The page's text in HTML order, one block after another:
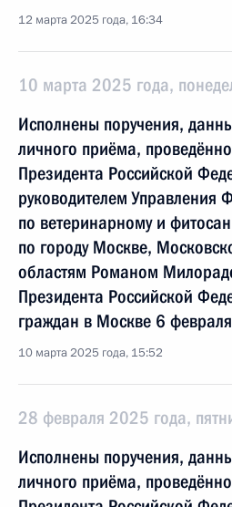
12 марта 2025 года, 16:34
10 марта 2025 года,
Исполнены поручения,
личного приёма,
Президента Российской
руководителем Управления
по ветеринарному и
по городу Москве,
областям Романом
Президента Российской
граждан в Москве 6
10 марта 2025 года, 15:52
28 февраля 2025 года,
Исполнены поручения,
личного приёма,